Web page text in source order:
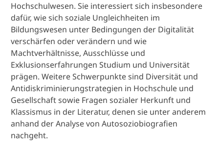
Hochschulwesen. Sie interessiert sich insbesondere
dafür, wie sich soziale Ungleichheiten im
Bildungswesen unter Bedingungen der Digitalität
verschärfen oder verändern und wie
Machtverhältnisse, Ausschlüsse und
Exklusionserfahrungen Studium und Universität
prägen. Weitere Schwerpunkte sind Diversität und
Antidiskriminierungstrategien in Hochschule und
Gesellschaft sowie Fragen sozialer Herkunft und
Klassismus in der Literatur, denen sie unter anderem
anhand der Analyse von Autosoziobiografien
nachgeht.